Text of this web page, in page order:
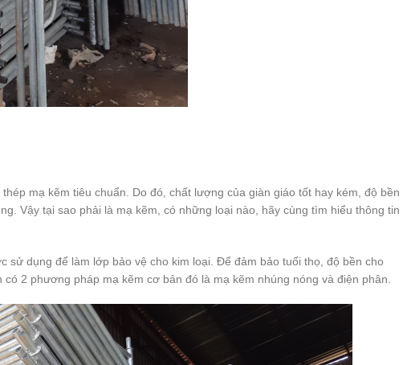
mạ kẽm tiêu chuẩn. Do đó, chất lượng của giàn giáo tốt hay kém, độ bền
Vậy tại sao phải là mạ kẽm, có những loại nào, hãy cùng tìm hiểu thông tin
sử dụng để làm lớp bảo vệ cho kim loại. Để đảm bảo tuổi thọ, độ bền cho
2 phương pháp mạ kẽm cơ bản đó là mạ kẽm nhúng nóng và điện phân.